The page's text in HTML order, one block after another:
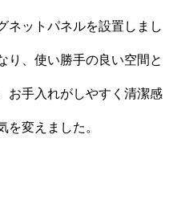
ネットパネルを設置しまし
り、使い勝手の良い空間と
お手入れがしやすく清潔感
を変えました。